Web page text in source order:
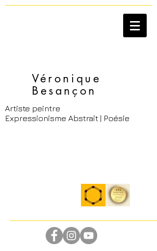
Véronique
Besançon​
Artiste peintre
Expressionisme Abstrait | Poésie